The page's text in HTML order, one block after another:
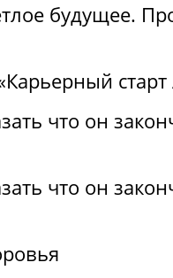
будущее.
что он
что он